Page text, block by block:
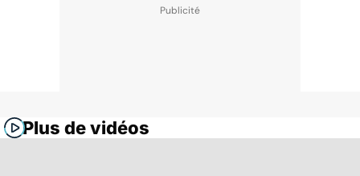
Plus de vidéos